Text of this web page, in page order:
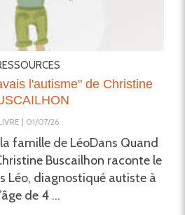
l'autisme" de Christine
01/07/26
famille de LéoDans Quand
Buscailhon raconte le
Léo, diagnostiqué autiste à
de 4 ...